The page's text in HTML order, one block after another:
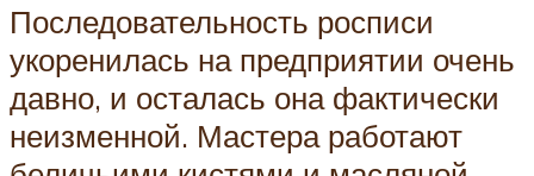
Последовательность росписи
укоренилась на предприятии очень
давно, и осталась она фактически
неизменной. Мастера работают